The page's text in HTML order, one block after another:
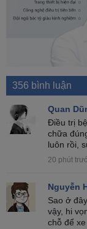
356 bình luận
Quan
Điều trị
chữa
luôn rồi,
20 phút
Nguyễn
Sao ở
vậy, hi
chỗ để